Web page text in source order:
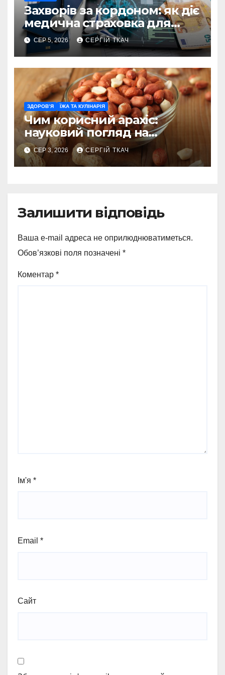
Захворів за кордоном: як діє
медична страховка для
туристів
СЕР 5, 2026 СЕРГІЙ ТКАЧ
ЗДОРОВ’Я ЇЖА ТА КУЛІНАРІЯ
Чим корисний арахіс:
науковий погляд на
поживну цінність
СЕР 3, 2026 СЕРГІЙ ТКАЧ
Залишити відповідь
Ваша e-mail адреса не оприлюднюватиметься.
Обов’язкові поля позначені *
Коментар *
Ім'я *
Email *
Сайт